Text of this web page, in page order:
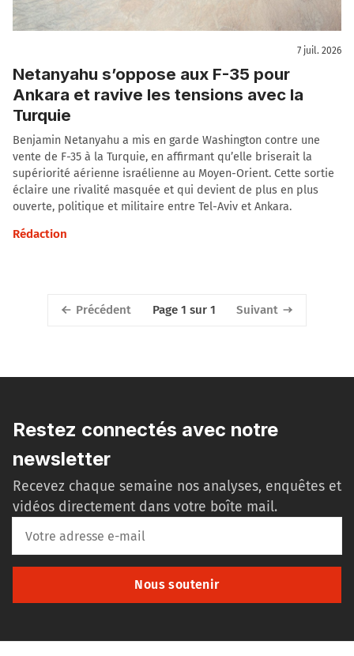
7 juil. 2026
Netanyahu s’oppose aux F-35 pour
Ankara et ravive les tensions avec la
Turquie
Benjamin Netanyahu a mis en garde Washington contre une
vente de F-35 à la Turquie, en affirmant qu’elle briserait la
supériorité aérienne israélienne au Moyen-Orient. Cette sortie
éclaire une rivalité masquée et qui devient de plus en plus
ouverte, politique et militaire entre Tel-Aviv et Ankara.
Rédaction
Précédent Page 1 sur 1 Suivant
Restez connectés avec notre
newsletter
Recevez chaque semaine nos analyses, enquêtes et
vidéos directement dans votre boîte mail.
Nous soutenir